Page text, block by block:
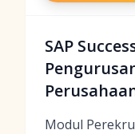
SAP
Modul